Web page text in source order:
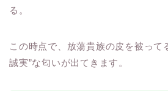
る。
この時点で、放蕩貴族の皮を被って
誠実”な匂いが出てきます。